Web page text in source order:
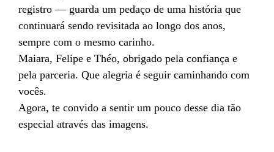
registro — guarda um pedaço de uma história que
continuará sendo revisitada ao longo dos anos,
sempre com o mesmo carinho.
Maiara, Felipe e Théo, obrigado pela confiança e
pela parceria. Que alegria é seguir caminhando com
vocês.
Agora, te convido a sentir um pouco desse dia tão
especial através das imagens.